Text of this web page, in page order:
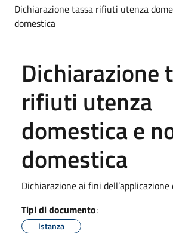
Dichiarazione tassa rifiuti utenza
domestica
Dichiarazione
rifiuti utenza
domestica e
domestica
Dichiarazione ai fini
Tipi di documento:
Istanza